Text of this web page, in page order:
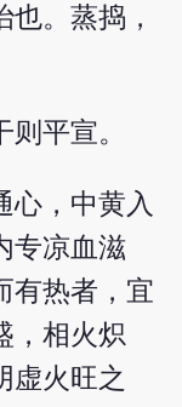
。蒸捣，
平宣。
心，中黄入
专凉血滋
有热者，宜
，相火炽
虚火旺之